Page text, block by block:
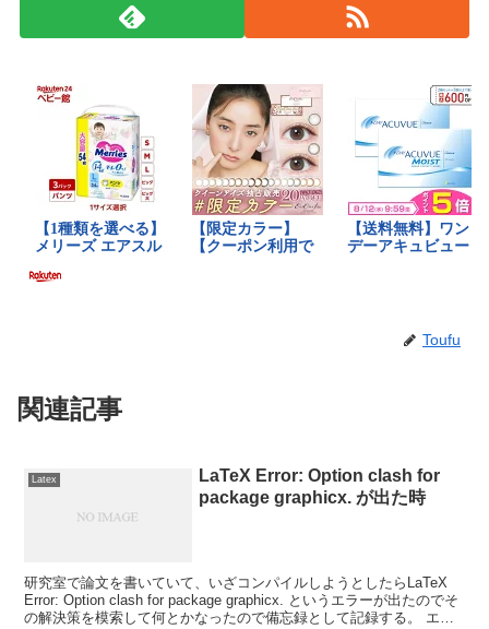
Toufu
関連記事
Latex
LaTeX Error: Option clash for
package graphicx. が出た時
研究室で論文を書いていて、いざコンパイルしようとしたらLaTeX
Error: Option clash for package graphicx. というエラーが出たのでそ
の解決策を模索して何とかなったので備忘録として記録する。 エラ